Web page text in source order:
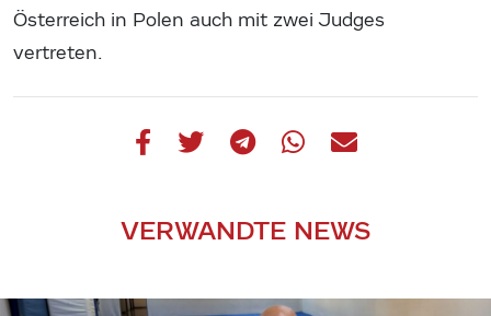
Österreich in Polen auch mit zwei Judges
vertreten.
VERWANDTE NEWS